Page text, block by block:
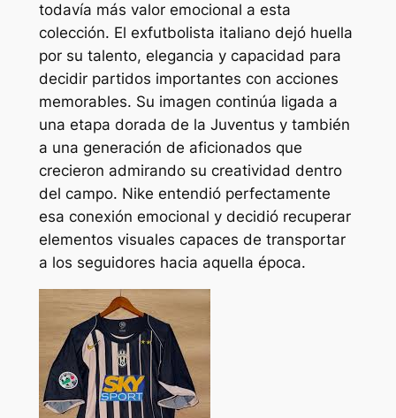
todavía más valor emocional a esta
colección. El exfutbolista italiano dejó huella
por su talento, elegancia y capacidad para
decidir partidos importantes con acciones
memorables. Su imagen continúa ligada a
una etapa dorada de la Juventus y también
a una generación de aficionados que
crecieron admirando su creatividad dentro
del campo. Nike entendió perfectamente
esa conexión emocional y decidió recuperar
elementos visuales capaces de transportar
a los seguidores hacia aquella época.